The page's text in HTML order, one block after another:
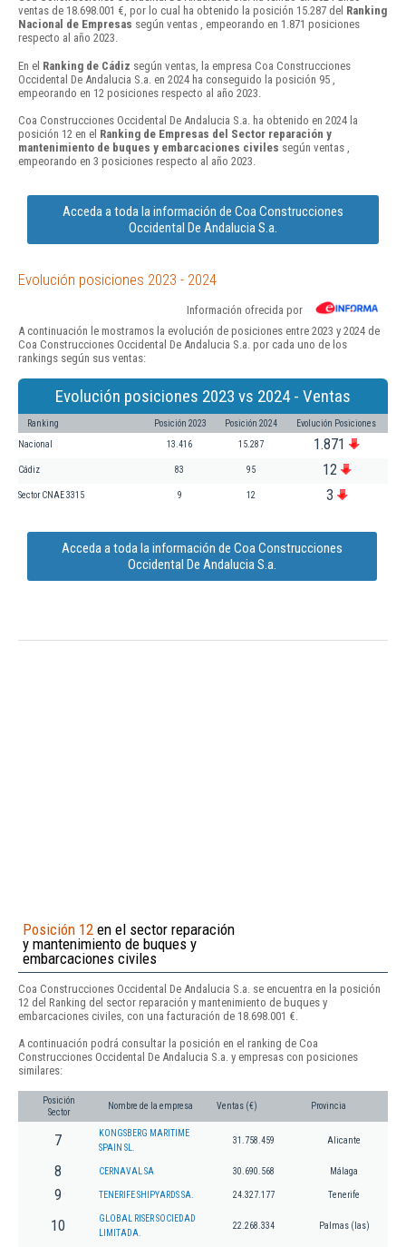
ventas de 18.698.001 €, por lo cual ha obtenido la posición 15.287 del Ranking
Nacional de Empresas según ventas , empeorando en 1.871 posiciones
respecto al año 2023.
En el Ranking de Cádiz según ventas, la empresa Coa Construcciones
Occidental De Andalucia S.a. en 2024 ha conseguido la posición 95 ,
empeorando en 12 posiciones respecto al año 2023.
Coa Construcciones Occidental De Andalucia S.a. ha obtenido en 2024 la
posición 12 en el Ranking de Empresas del Sector reparación y
mantenimiento de buques y embarcaciones civiles según ventas ,
empeorando en 3 posiciones respecto al año 2023.
Acceda a toda la información de Coa Construcciones
Occidental De Andalucia S.a.
Evolución posiciones 2023 - 2024
Información ofrecida por
A continuación le mostramos la evolución de posiciones entre 2023 y 2024 de
Coa Construcciones Occidental De Andalucia S.a. por cada uno de los
rankings según sus ventas:
Evolución posiciones 2023 vs 2024 - Ventas
Ranking Posición 2023 Posición 2024 Evolución Posiciones
Nacional 13.416 15.287 1.871
Cádiz 83 95 12
Sector CNAE 3315 9 12 3
Acceda a toda la información de Coa Construcciones
Occidental De Andalucia S.a.
Posición 12 en el sector reparación
y mantenimiento de buques y
embarcaciones civiles
Coa Construcciones Occidental De Andalucia S.a. se encuentra en la posición
12 del Ranking del sector reparación y mantenimiento de buques y
embarcaciones civiles, con una facturación de 18.698.001 €.
A continuación podrá consultar la posición en el ranking de Coa
Construcciones Occidental De Andalucia S.a. y empresas con posiciones
similares:
Posición
Sector
Nombre de la empresa Ventas (€) Provincia
7
KONGSBERG MARITIME
SPAIN SL.
31.758.459 Alicante
8 CERNAVAL SA 30.690.568 Málaga
9 TENERIFE SHIPYARDS SA. 24.327.177 Tenerife
10
GLOBAL RISER SOCIEDAD
LIMITADA.
22.268.334 Palmas (las)